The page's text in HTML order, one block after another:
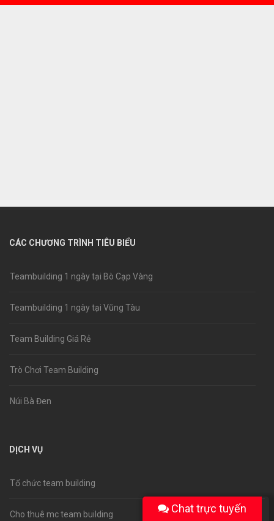
CÁC CHƯƠNG TRÌNH TIÊU BIỂU
Teambuilding 1 ngày tại Bò Cạp Vàng
Teambuilding 1 ngày tại Vũng Tàu
Team Building Giá Rẻ
Trò Chơi Team Building
Núi Bà Đen
DỊCH VỤ
Tổ chức team building
Cho thuê mc team building Chat trực tuyến